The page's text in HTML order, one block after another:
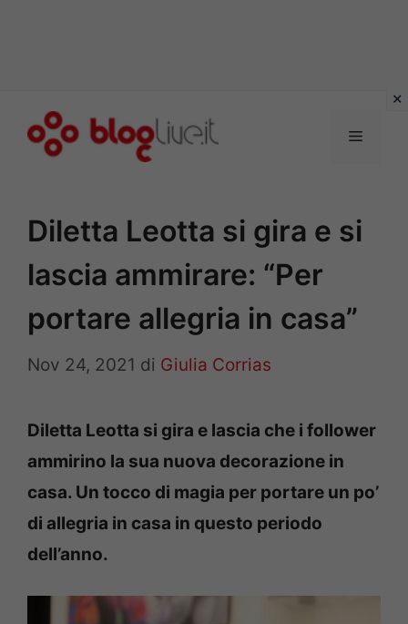
Menu
Diletta Leotta si gira e si
lascia ammirare: “Per
portare allegria in casa”
Nov 24, 2021 di Giulia Corrias
Diletta Leotta si gira e lascia che i follower
ammirino la sua nuova decorazione in
casa. Un tocco di magia per portare un po’
di allegria in casa in questo periodo
dell’anno.